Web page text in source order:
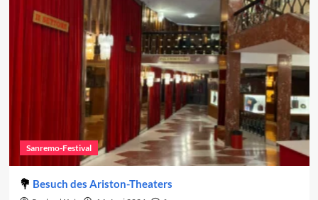
Sanremo-Festival
Besuch des Ariston-Theaters